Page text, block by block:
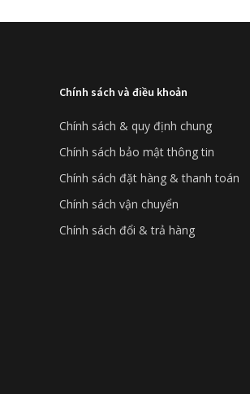
Chính sách và điều khoản
Chính sách & quy định chung
Chính sách bảo mật thông tin
Chính sách đặt hàng & thanh toán
Chính sách vận chuyển
Chính sách đổi & trả hàng